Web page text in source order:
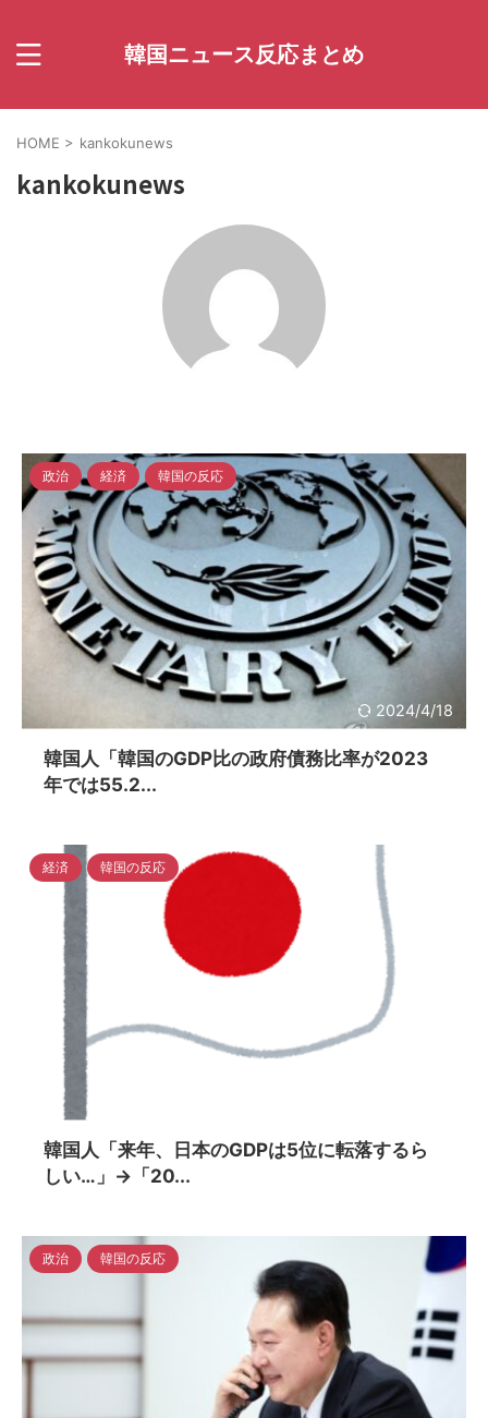
韓国ニュース反応まとめ
HOME > kankokunews
kankokunews
2024/4/18
政治 経済 韓国の反応
韓国人「韓国のGDP比の政府債務比率が2023
年では55.2...
経済 韓国の反応
韓国人「来年、日本のGDPは5位に転落するら
しい…」→「20...
政治 韓国の反応